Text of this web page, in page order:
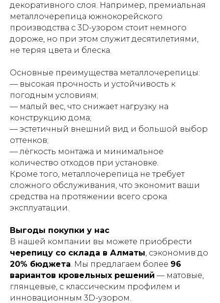
декоративного слоя. Например, премиальная
металлочерепица южнокорейского
производства с 3D-узором стоит немного
дороже, но при этом служит десятилетиями,
не теряя цвета и блеска.
Основные преимущества металлочерепицы:
— высокая прочность и устойчивость к
погодным условиям;
— малый вес, что снижает нагрузку на
конструкцию дома;
— эстетичный внешний вид и большой выбор
оттенков;
— лёгкость монтажа и минимальное
количество отходов при установке.
Кроме того, металлочерепица не требует
сложного обслуживания, что экономит ваши
средства на протяжении всего срока
эксплуатации.
Выгоды покупки у нас
В нашей компании вы можете приобрести
черепицу со склада в Алматы, сэкономив до
20% бюджета. Мы предлагаем более 96
вариантов кровельных решений — матовые,
глянцевые, с классическим профилем и
инновационным 3D-узором.